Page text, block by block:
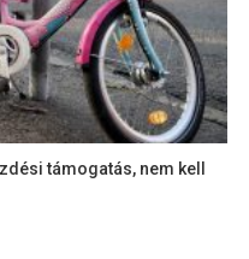
támogatás, nem kell